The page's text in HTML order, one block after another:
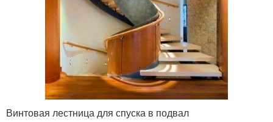
Винтовая лестница для спуска в подвал